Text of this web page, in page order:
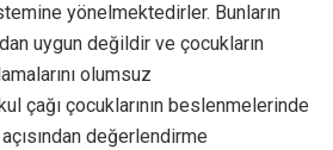
yönelmektedirler. Bunların
uygun değildir ve çocukların
olumsuz
çağı çocuklarının beslenmelerinde
değerlendirme